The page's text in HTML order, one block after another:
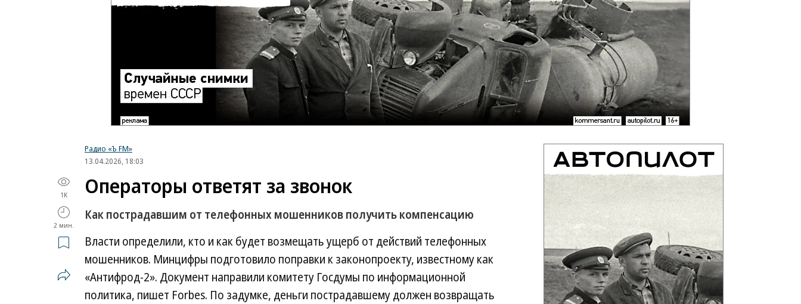
Радио «Ъ FM»
13.04.2026, 18:03
1K
2 мин.
Операторы ответят за звонок
Как пострадавшим от телефонных мошенников получить компенсацию
Власти определили, кто и как будет возмещать ущерб от действий телефонных
мошенников. Минцифры подготовило поправки к законопроекту, известному как
«Антифрод-2». Документ направили комитету Госдумы по информационной
политика, пишет Forbes. По задумке, деньги пострадавшему должен возвращать